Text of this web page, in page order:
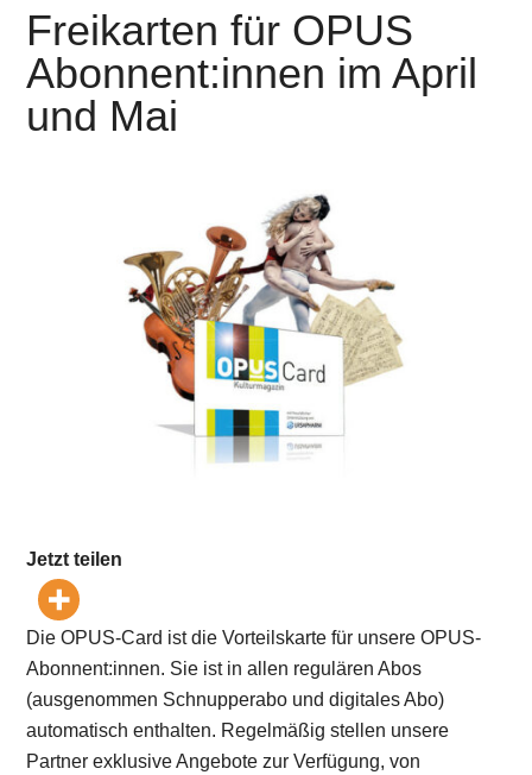
Freikarten für OPUS
Abonnent:innen im April
und Mai
Jetzt teilen
Die OPUS-Card ist die Vorteilskarte für unsere OPUS-
Abonnent:innen. Sie ist in allen regulären Abos
(ausgenommen Schnupperabo und digitales Abo)
automatisch enthalten. Regelmäßig stellen unsere
Partner exklusive Angebote zur Verfügung, von